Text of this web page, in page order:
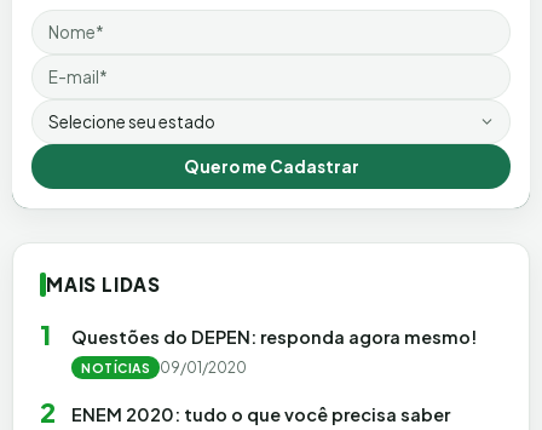
Nome
Email
Estado
Quero me Cadastrar
MAIS LIDAS
1 Questões do DEPEN: responda agora mesmo!
NOTÍCIAS 09/01/2020
2 ENEM 2020: tudo o que você precisa saber